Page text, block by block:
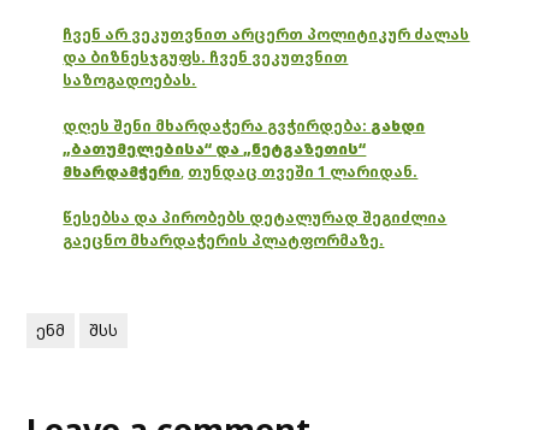
ჩვენ არ ვეკუთვნით არცერთ პოლიტიკურ ძალას
და ბიზნესჯგუფს. ჩვენ ვეკუთვნით
საზოგადოებას.
დღეს შენი მხარდაჭერა გვჭირდება: გახდი
„ბათუმელებისა“ და „ნეტგაზეთის“
მხარდამჭერი, თუნდაც თვეში 1 ლარიდან.
წესებსა და პირობებს დეტალურად შეგიძლია
გაეცნო მხარდაჭერის პლატფორმაზე.
ენმ შსს